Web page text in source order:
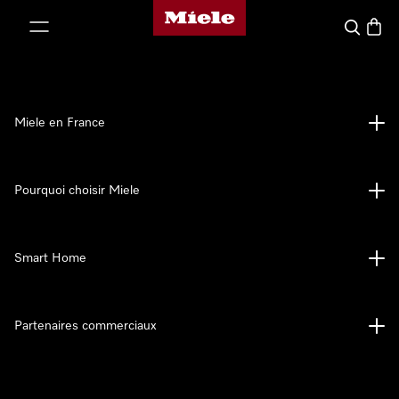
Page d'accueil Miele
Search
Miele en France
Pourquoi choisir Miele
Smart Home
Partenaires commerciaux